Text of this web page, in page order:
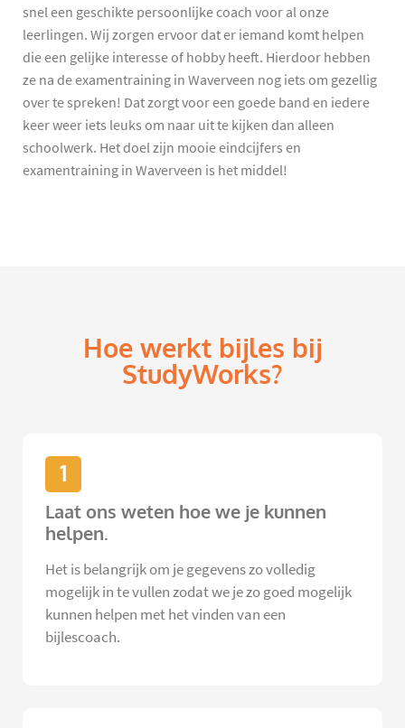
snel een geschikte persoonlijke coach voor al onze
leerlingen. Wij zorgen ervoor dat er iemand komt helpen
die een gelijke interesse of hobby heeft. Hierdoor hebben
ze na de examentraining in Waverveen nog iets om gezellig
over te spreken! Dat zorgt voor een goede band en iedere
keer weer iets leuks om naar uit te kijken dan alleen
schoolwerk. Het doel zijn mooie eindcijfers en
examentraining in Waverveen is het middel!
Hoe werkt bijles bij
StudyWorks?
1
Laat ons weten hoe we je kunnen
helpen.
Het is belangrijk om je gegevens zo volledig
mogelijk in te vullen zodat we je zo goed mogelijk
kunnen helpen met het vinden van een
bijlescoach.